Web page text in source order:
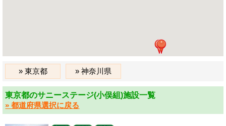
東京都 神奈川県
東京都のサニーステージ(小俣組)施設一覧
» 都道府県選択に戻る